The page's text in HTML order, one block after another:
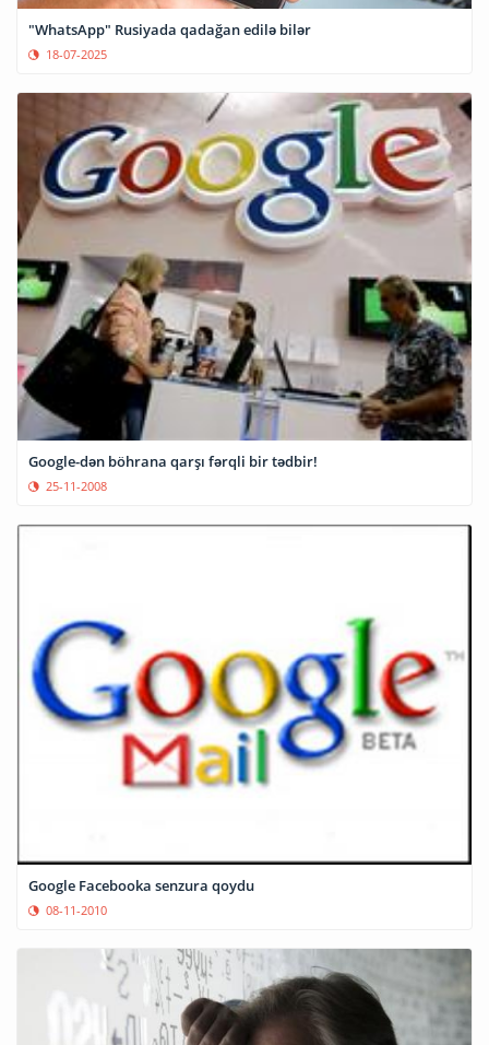
"WhatsApp" Rusiyada qadağan edilə bilər
18-07-2025
Google-dən böhrana qarşı fərqli bir tədbir!
25-11-2008
Google Facebooka senzura qoydu
08-11-2010